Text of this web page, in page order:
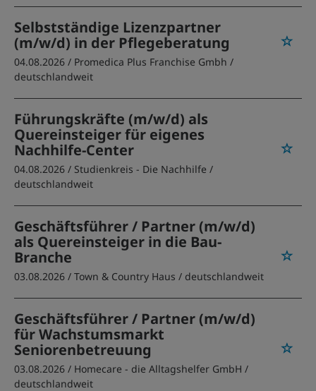
Selbstständige Lizenzpartner
(m/w/d) in der Pflegeberatung
04.08.2026 / Promedica Plus Franchise Gmbh /
deutschlandweit
Führungskräfte (m/w/d) als
Quereinsteiger für eigenes
Nachhilfe-Center
04.08.2026 / Studienkreis - Die Nachhilfe /
deutschlandweit
Geschäftsführer / Partner (m/w/d)
als Quereinsteiger in die Bau-
Branche
03.08.2026 / Town & Country Haus / deutschlandweit
Geschäftsführer / Partner (m/w/d)
für Wachstumsmarkt
Seniorenbetreuung
03.08.2026 / Homecare - die Alltagshelfer GmbH /
deutschlandweit